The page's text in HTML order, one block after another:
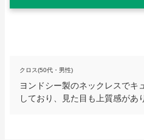
クロス(50代・男性)
ヨンドシー製のネックレスでキ
しており、見た目も上質感があ